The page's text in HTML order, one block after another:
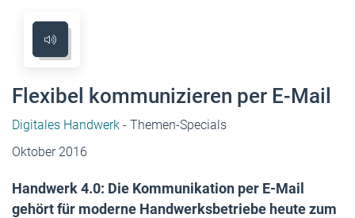
Flexibel kommunizieren per E-Mail
Digitales Handwerk - Themen-Specials
Oktober 2016
Handwerk 4.0: Die Kommunikation per E-Mail
gehört für moderne ­Handwerksbetriebe heute zum